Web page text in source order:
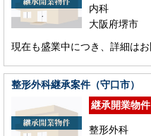
内科
大阪府堺市
現在も盛業中につき、詳細はお
整形外科継承案件（守口市）
継承開業物件
整形外科